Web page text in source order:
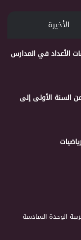
الأخيرة
الأعداد في المدارس
السنة الأولى إلى
الوحدة السادسة